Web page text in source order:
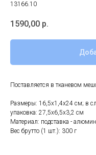
13166.10
1590,00 р.
Поставляется в тканевом
Размеры: 16,5x1,4x24 см; в
упаковка: 27,5x6,5x3,2 см
Материал: подставка -
Вес брутто (1 шт.): 300 г